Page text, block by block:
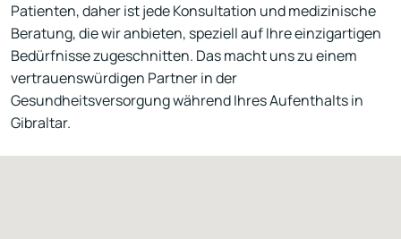
Patienten, daher ist jede Konsultation und medizinische
Beratung, die wir anbieten, speziell auf Ihre einzigartigen
Bedürfnisse zugeschnitten. Das macht uns zu einem
vertrauenswürdigen Partner in der
Gesundheitsversorgung während Ihres Aufenthalts in
Gibraltar.